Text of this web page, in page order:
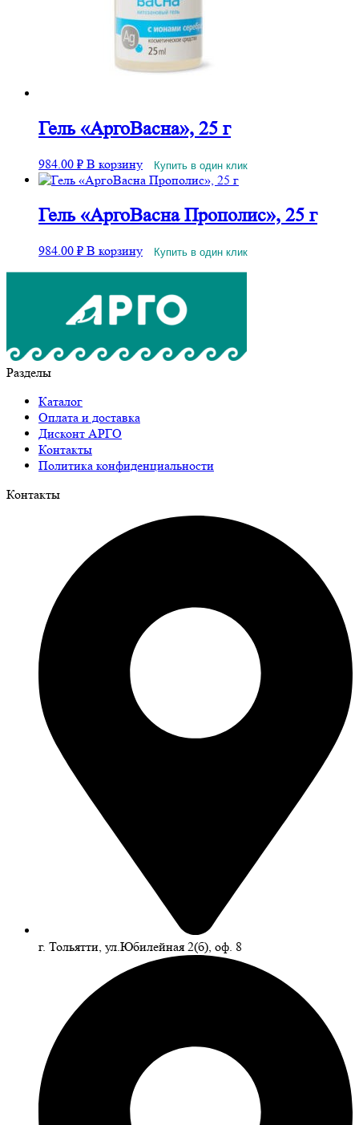
Гель «АргоВасна», 25 г
984.00 ₽ В корзину Купить в один клик
Гель «АргоВасна Прополис», 25 г
984.00 ₽ В корзину Купить в один клик
Разделы
Каталог
Оплата и доставка
Дисконт АРГО
Контакты
Политика конфиденциальности
Контакты
г. Тольятти, ул.Юбилейная 2(б), оф. 8